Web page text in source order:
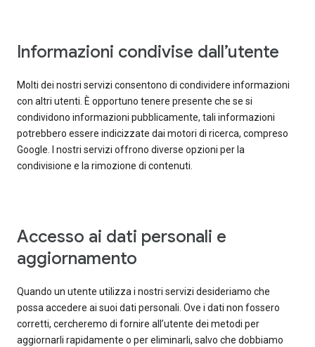
Informazioni condivise dall’utente
Molti dei nostri servizi consentono di condividere informazioni
con altri utenti. È opportuno tenere presente che se si
condividono informazioni pubblicamente, tali informazioni
potrebbero essere indicizzate dai motori di ricerca, compreso
Google. I nostri servizi offrono diverse opzioni per la
condivisione e la rimozione di contenuti.
Accesso ai dati personali e
aggiornamento
Quando un utente utilizza i nostri servizi desideriamo che
possa accedere ai suoi dati personali. Ove i dati non fossero
corretti, cercheremo di fornire all’utente dei metodi per
aggiornarli rapidamente o per eliminarli, salvo che dobbiamo